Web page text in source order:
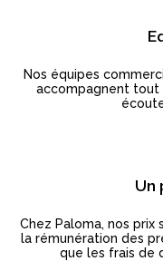
Nos équipes
accompagnent tout
Un
Chez Paloma, nos prix
la rémunération des
que les frais de